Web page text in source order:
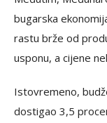
bugarska
rastu brže od
usponu, a cijene
Istovremeno,
dostigao 3,5